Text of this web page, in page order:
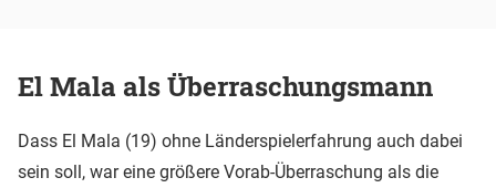
El Mala als Überraschungsmann
Dass El Mala (19) ohne Länderspielerfahrung auch dabei
sein soll, war eine größere Vorab-Überraschung als die